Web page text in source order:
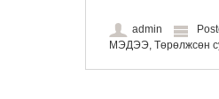
admin
МЭДЭЭ, Төрөлжсөн